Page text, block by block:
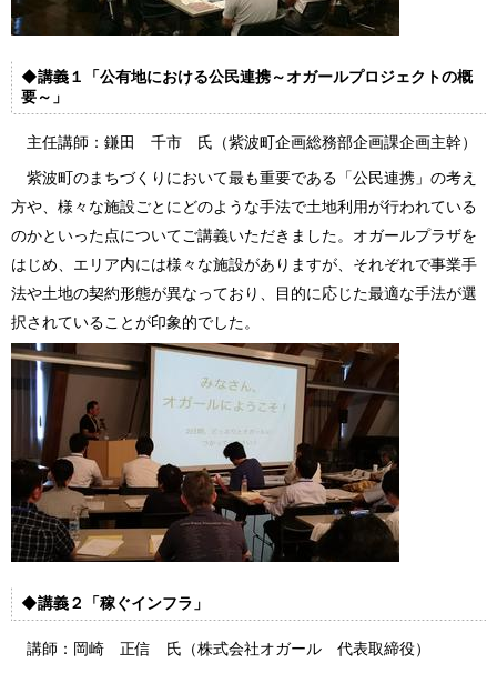
◆講義１「公有地における公民連携～オガールプロジェクトの概
要～」
主任講師：鎌田 千市 氏（紫波町企画総務部企画課企画主幹）
紫波町のまちづくりにおいて最も重要である「公民連携」の考え
方や、様々な施設ごとにどのような手法で土地利用が行われている
のかといった点についてご講義いただきました。オガールプラザを
はじめ、エリア内には様々な施設がありますが、それぞれで事業手
法や土地の契約形態が異なっており、目的に応じた最適な手法が選
択されていることが印象的でした。
◆講義２「稼ぐインフラ」
講師：岡崎 正信 氏（株式会社オガール 代表取締役）